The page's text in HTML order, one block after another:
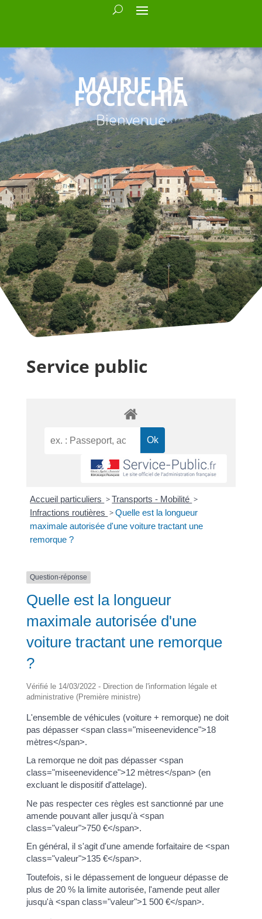
MAIRIE DE
FOCICCHIA
Bienvenue
Service public
Accueil particuliers >Transports - Mobilité >
Infractions routières >Quelle est la longueur
maximale autorisée d'une voiture tractant une
remorque ?
Question-réponse
Quelle est la longueur
maximale autorisée d'une
voiture tractant une remorque
?
Vérifié le 14/03/2022 - Direction de l'information légale et
administrative (Première ministre)
L'ensemble de véhicules (voiture + remorque) ne doit
pas dépasser <span class="miseenevidence">18
mètres</span>.
La remorque ne doit pas dépasser <span
class="miseenevidence">12 mètres</span> (en
excluant le dispositif d'attelage).
Ne pas respecter ces règles est sanctionné par une
amende pouvant aller jusqu'à <span
class="valeur">750 €</span>.
En général, il s'agit d'une amende forfaitaire de <span
class="valeur">135 €</span>.
Toutefois, si le dépassement de longueur dépasse de
plus de 20 % la limite autorisée, l'amende peut aller
jusqu'à <span class="valeur">1 500 €</span>.